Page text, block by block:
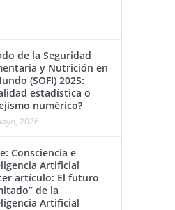
de la Seguridad
y Nutrición en
(SOFI) 2025:
estadística o
numérico?
2026
Consciencia e
Artificial
artículo: El futuro
de la
Artificial